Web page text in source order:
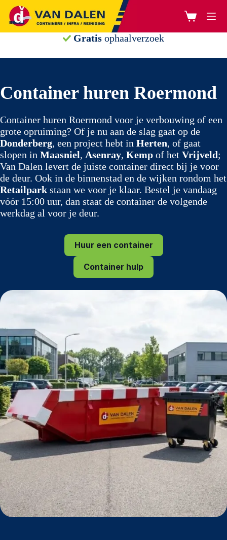
naar
inhoud
Gratis ophaalverzoek
Container huren Roermond
Container huren Roermond voor je verbouwing of een
grote opruiming? Of je nu aan de slag gaat op de
Donderberg, een project hebt in Herten, of gaat
slopen in Maasniel, Asenray, Kemp of het Vrijveld;
Van Dalen levert de juiste container direct bij je voor
de deur. Ook in de binnenstad en de wijken rondom het
Retailpark staan we voor je klaar. Bestel je vandaag
vóór 15:00 uur, dan staat de container de volgende
werkdag al voor je deur.
Huur een container
Container hulp